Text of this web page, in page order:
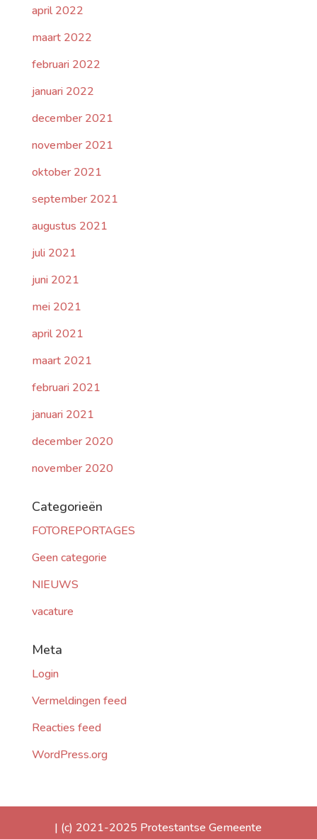
april 2022
maart 2022
februari 2022
januari 2022
december 2021
november 2021
oktober 2021
september 2021
augustus 2021
juli 2021
juni 2021
mei 2021
april 2021
maart 2021
februari 2021
januari 2021
december 2020
november 2020
Categorieën
FOTOREPORTAGES
Geen categorie
NIEUWS
vacature
Meta
Login
Vermeldingen feed
Reacties feed
WordPress.org
| (c) 2021-2025 Protestantse Gemeente